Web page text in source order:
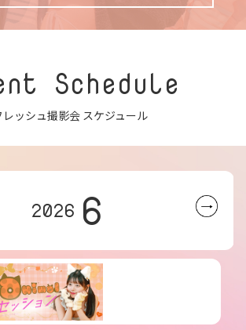
Schedule
レッシュ撮影会 スケジュール
2026 6